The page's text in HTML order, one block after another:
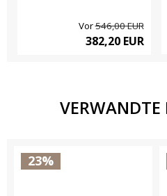
Vor546,00 EUR
382,20 EUR
VERWANDTE
23%